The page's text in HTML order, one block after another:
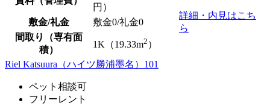
円）
詳細・内見はこち
ら
敷金/礼金 敷金0/礼金0
間取り（専有面
積）
1K（19.33m2 ）
Riel Katsuura（ハイツ勝浦墨名）101
ペット相談可
フリーレント